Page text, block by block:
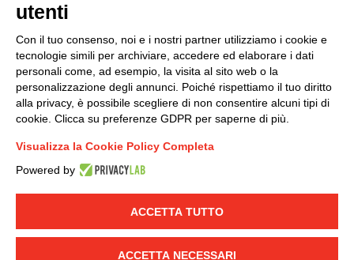
LINKEDIN YOUTUBE
© 2019 - DKC Europe - -
Cookie-Yourbiz
Condizioni generali di vendita DKC Power Solutions
Condizioni generali di acquisto
Codice etico
utenti
Con il tuo consenso, noi e i nostri partner utilizziamo i cookie e
tecnologie simili per archiviare, accedere ed elaborare i dati
personali come, ad esempio, la visita al sito web o la
personalizzazione degli annunci. Poiché rispettiamo il tuo diritto
alla privacy, è possibile scegliere di non consentire alcuni tipi di
cookie. Clicca su preferenze GDPR per saperne di più.
Visualizza la Cookie Policy Completa
Powered by
ACCETTA TUTTO
ACCETTA NECESSARI